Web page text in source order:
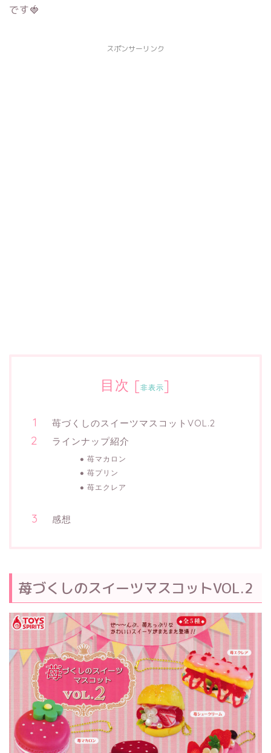
です🍓
スポンサーリンク
目次 [非表示]
苺づくしのスイーツマスコットVOL.2
ラインナップ紹介
苺マカロン
苺プリン
苺エクレア
感想
苺づくしのスイーツマスコットVOL.2